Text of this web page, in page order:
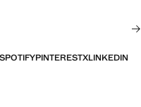
SPOTIFYPINTERESTXLINKEDIN